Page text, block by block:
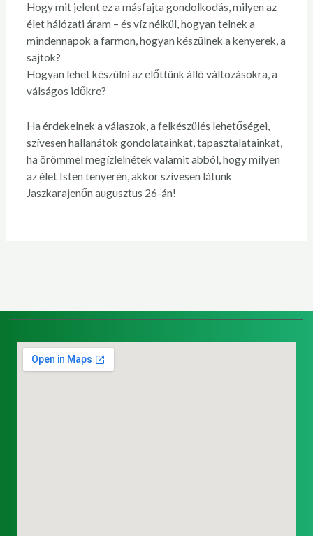
Hogy mit jelent ez a másfajta gondolkodás, milyen az
élet hálózati áram – és víz nélkül, hogyan telnek a
mindennapok a farmon, hogyan készülnek a kenyerek, a
sajtok?
Hogyan lehet készülni az előttünk álló változásokra, a
válságos időkre?
Ha érdekelnek a válaszok, a felkészülés lehetőségei,
szívesen hallanátok gondolatainkat, tapasztalatainkat,
ha örömmel megízlelnétek valamit abból, hogy milyen
az élet Isten tenyerén, akkor szívesen látunk
Jaszkarajenőn augusztus 26-án!